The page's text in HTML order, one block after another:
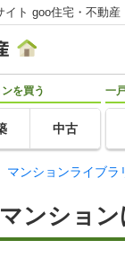
イト goo住宅・不動産
を買う
中古
一
マンションライブラ
ンショ